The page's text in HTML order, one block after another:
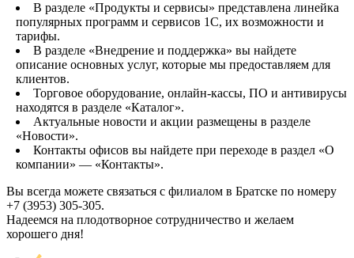
В разделе «Продукты и сервисы» представлена линейка
популярных программ и сервисов 1С, их возможности и
тарифы.
В разделе «Внедрение и поддержка» вы найдете
описание основных услуг, которые мы предоставляем для
клиентов.
Торговое оборудование, онлайн-кассы, ПО и антивирусы
находятся в разделе «Каталог».
Актуальные новости и акции размещены в разделе
«Новости».
Контакты офисов вы найдете при переходе в раздел «О
компании» — «Контакты».
Вы всегда можете связаться с филиалом в Братске по номеру
+7 (3953) 305-305.
Надеемся на плодотворное сотрудничество и желаем
хорошего дня!